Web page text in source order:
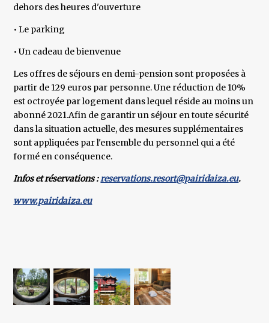
dehors des heures d'ouverture
• Le parking
• Un cadeau de bienvenue
Les offres de séjours en demi-pension sont proposées à
partir de 129 euros par personne. Une réduction de 10%
est octroyée par logement dans lequel réside au moins un
abonné 2021.Afin de garantir un séjour en toute sécurité
dans la situation actuelle, des mesures supplémentaires
sont appliquées par l'ensemble du personnel qui a été
formé en conséquence.
Infos et réservations :reservations.resort@pairidaiza.eu.
www.pairidaiza.eu